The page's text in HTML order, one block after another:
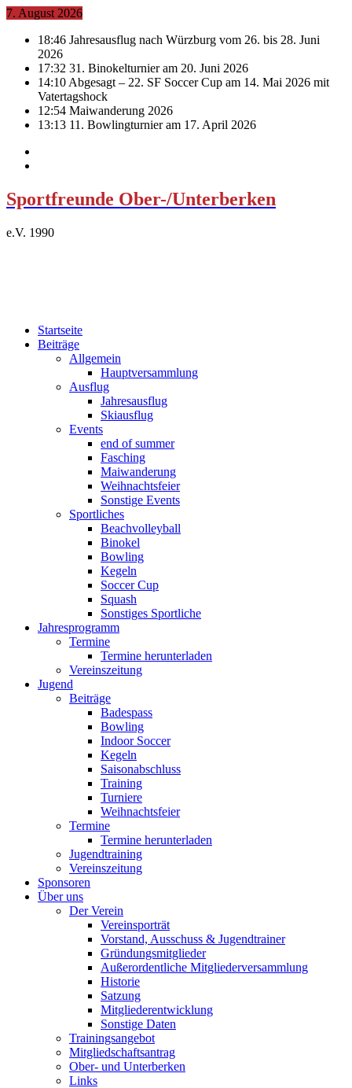
7. August 2026
18:46 Jahresausflug nach Würzburg vom 26. bis 28. Juni
2026
17:32 31. Binokelturnier am 20. Juni 2026
14:10 Abgesagt – 22. SF Soccer Cup am 14. Mai 2026 mit
Vatertagshock
12:54 Maiwanderung 2026
13:13 11. Bowlingturnier am 17. April 2026
Sportfreunde Ober-/Unterberken
e.V. 1990
Startseite
Beiträge
Allgemein
Hauptversammlung
Ausflug
Jahresausflug
Skiausflug
Events
end of summer
Fasching
Maiwanderung
Weihnachtsfeier
Sonstige Events
Sportliches
Beachvolleyball
Binokel
Bowling
Kegeln
Soccer Cup
Squash
Sonstiges Sportliche
Jahresprogramm
Termine
Termine herunterladen
Vereinszeitung
Jugend
Beiträge
Badespass
Bowling
Indoor Soccer
Kegeln
Saisonabschluss
Training
Turniere
Weihnachtsfeier
Termine
Termine herunterladen
Jugendtraining
Vereinszeitung
Sponsoren
Über uns
Der Verein
Vereinsporträt
Vorstand, Ausschuss & Jugendtrainer
Gründungsmitglieder
Außerordentliche Mitgliederversammlung
Historie
Satzung
Mitgliederentwicklung
Sonstige Daten
Trainingsangebot
Mitgliedschaftsantrag
Ober- und Unterberken
Links